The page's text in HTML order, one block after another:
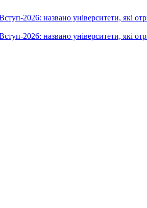
2026: названо університети, які
2026: названо університети, які